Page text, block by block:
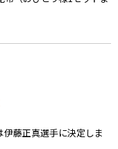
藤正真選手に決定しま